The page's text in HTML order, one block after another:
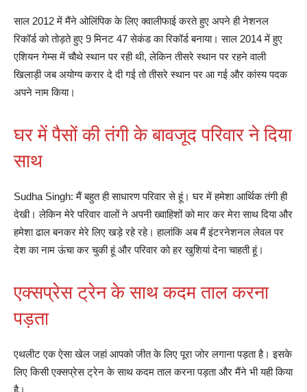
साल 2012 में मैंने ओलिंपिक के लिए क्वालीफाई करते हुए अपने ही नेशनल
रिकॉर्ड को तोड़ते हुए 9 मिनट 47 सेकंड का रिकॉर्ड बनाया। साल 2014 में हुए
एशियन गेम्स में चौथे स्थान पर रही थी, लेकिन तीसरे स्थान पर रहने वाली
खिलाड़ी जब अयोग्य करार दे दी गई तो तीसरे स्थान पर आ गई और कांस्य पदक
अपने नाम किया।
घर में पैसों की तंगी के बावजूद परिवार ने दिया
साथ
Sudha Singh: मैं बहुत ही साधारण परिवार से हूं। घर में हमेशा आर्थिक तंगी ही
देखी। लेकिन मेरे परिवार वालों ने अपनी ख्वाहिशों को मार कर मेरा साथ दिया और
हमेशा ढाल बनकर मेरे लिए खड़े रहे रहे। हालांकि अब मैं इंटरनेशनल लेवल पर
देश का नाम ऊंचा कर चुकी हूं और परिवार को हर खुशियां देना चाहती हूं।
एक्सप्रेस ट्रेन के साथ कदम ताल करना
पड़ता
एथलीट एक ऐसा खेल जहां आपको जीत के लिए पूरा जोर लगाना पड़ता है। इसके
लिए किसी एक्सप्रेस ट्रेन के साथ कदम ताल करना पड़ता और मैंने भी यही किया